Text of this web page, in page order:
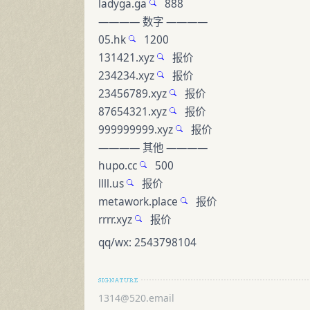
ladyga.ga
888
———— 数字 ————
05.hk
1200
131421.xyz
报价
234234.xyz
报价
23456789.xyz
报价
87654321.xyz
报价
999999999.xyz
报价
———— 其他 ————
hupo.cc
500
llll.us
报价
metawork.place
报价
rrrr.xyz
报价
qq/wx: 2543798104
1314@520.email